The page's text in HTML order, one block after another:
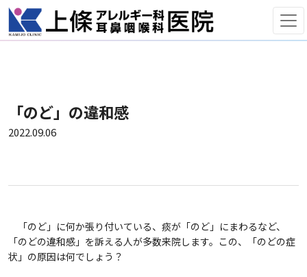
「のど」の違和感
2022.09.06
「のど」に何か張り付いている、痰が「のど」にまわるなど、
「のどの違和感」を訴える人が多数来院します。この、「のどの症
状」の原因は何でしょう？